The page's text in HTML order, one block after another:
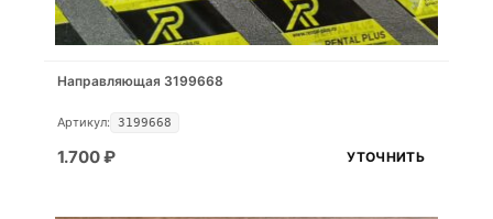
Направляющая 3199668
Артикул: 3199668
1.700₽ УТОЧНИТЬ